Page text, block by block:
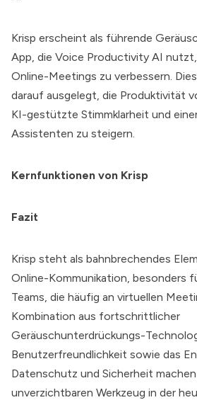
Krisp erscheint als führende
App, die Voice Productivity AI
Online-Meetings zu verbessern.
darauf ausgelegt, die Produktivität
KI-gestützte Stimmklarheit und
Assistenten zu steigern.
Kernfunktionen von Krisp
Fazit
Krisp steht als bahnbrechendes
Online-Kommunikation, besonders
Teams, die häufig an virtuellen
Kombination aus fortschrittlicher
Geräuschunterdrückungs-
Benutzerfreundlichkeit sowie das
Datenschutz und Sicherheit
unverzichtbaren Werkzeug in der